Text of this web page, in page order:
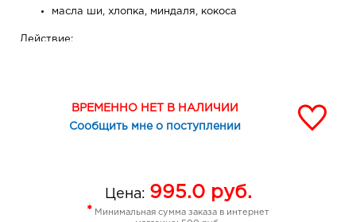
масла ши, хлопка, миндаля, кокоса
Действие:
обладает противовоспалительными свойствами
нормализует липидный баланс кожи, регулируя
оказывает успокаивающее действие, борясь с
раздражением
ВРЕМЕННО НЕТ В НАЛИЧИИ
Сообщить мне о поступлении
Цена: 995.0руб.
* Минимальная сумма заказа в интернет